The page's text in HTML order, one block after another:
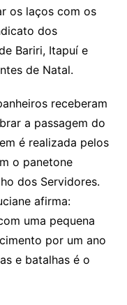
os laços com os
dos
Bariri, Itapuí e
de Natal.
receberam
a passagem do
é realizada pelos
o panetone
dos Servidores.
afirma:
uma pequena
por um ano
e batalhas é o